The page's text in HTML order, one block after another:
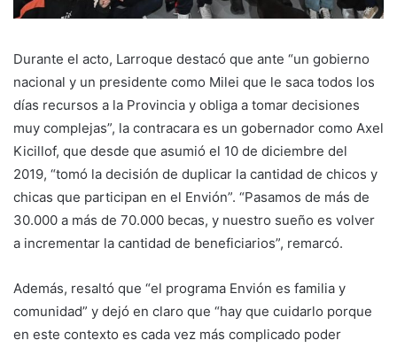
Durante el acto, Larroque destacó que ante “un gobierno
nacional y un presidente como Milei que le saca todos los
días recursos a la Provincia y obliga a tomar decisiones
muy complejas”, la contracara es un gobernador como Axel
Kicillof, que desde que asumió el 10 de diciembre del
2019, “tomó la decisión de duplicar la cantidad de chicos y
chicas que participan en el Envión”. “Pasamos de más de
30.000 a más de 70.000 becas, y nuestro sueño es volver
a incrementar la cantidad de beneficiarios”, remarcó.
Además, resaltó que “el programa Envión es familia y
comunidad” y dejó en claro que “hay que cuidarlo porque
en este contexto es cada vez más complicado poder